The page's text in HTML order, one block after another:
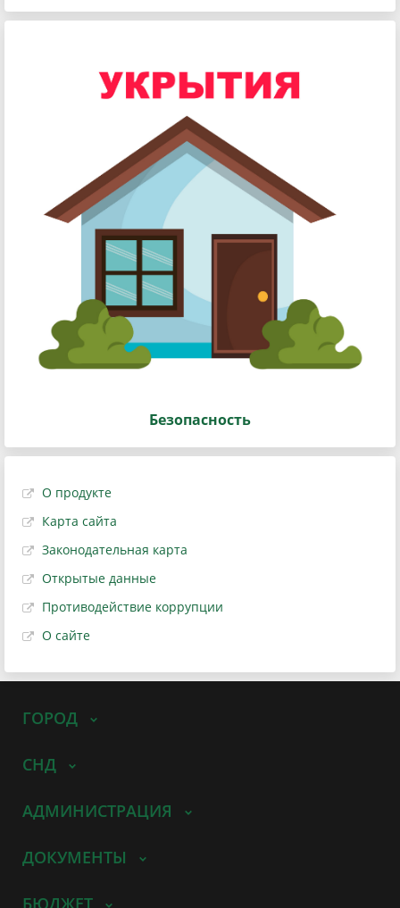
Безопасность
О продукте
Карта сайта
Законодательная карта
Открытые данные
Противодействие коррупции
О сайте
ГОРОД
СНД
АДМИНИСТРАЦИЯ
ДОКУМЕНТЫ
БЮДЖЕТ